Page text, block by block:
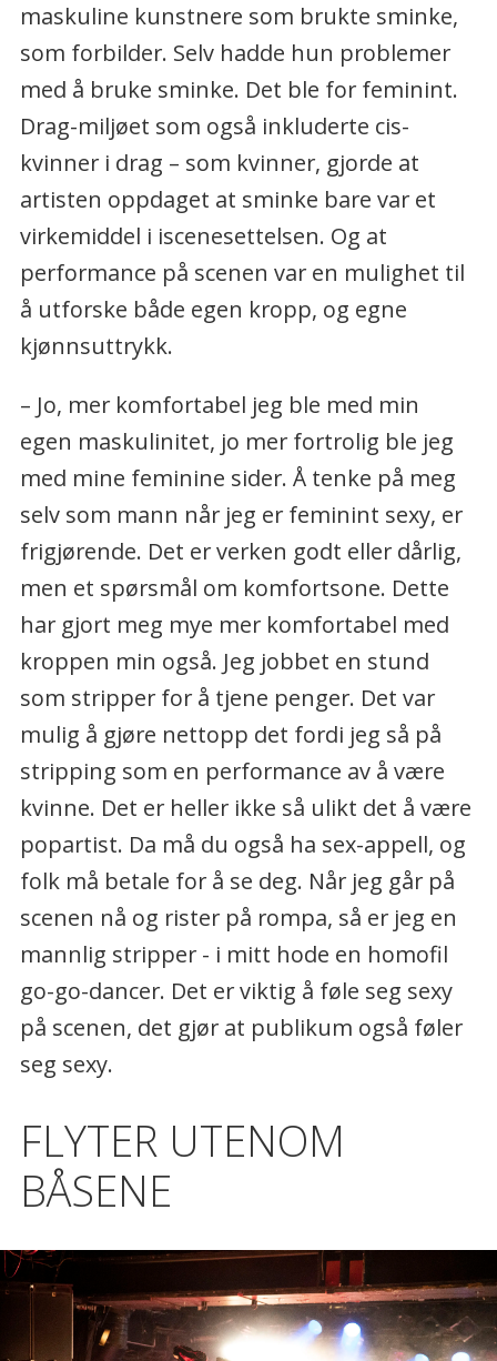
maskuline kunstnere som brukte sminke,
som forbilder. Selv hadde hun problemer
med å bruke sminke. Det ble for feminint.
Drag-miljøet som også inkluderte cis-
kvinner i drag – som kvinner, gjorde at
artisten oppdaget at sminke bare var et
virkemiddel i iscenesettelsen. Og at
performance på scenen var en mulighet til
å utforske både egen kropp, og egne
kjønnsuttrykk.
– Jo, mer komfortabel jeg ble med min
egen maskulinitet, jo mer fortrolig ble jeg
med mine feminine sider. Å tenke på meg
selv som mann når jeg er feminint sexy, er
frigjørende. Det er verken godt eller dårlig,
men et spørsmål om komfortsone. Dette
har gjort meg mye mer komfortabel med
kroppen min også. Jeg jobbet en stund
som stripper for å tjene penger. Det var
mulig å gjøre nettopp det fordi jeg så på
stripping som en performance av å være
kvinne. Det er heller ikke så ulikt det å være
popartist. Da må du også ha sex-appell, og
folk må betale for å se deg. Når jeg går på
scenen nå og rister på rompa, så er jeg en
mannlig stripper - i mitt hode en homofil
go-go-dancer. Det er viktig å føle seg sexy
på scenen, det gjør at publikum også føler
seg sexy.
FLYTER UTENOM
BÅSENE